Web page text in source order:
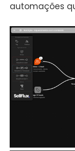
automações